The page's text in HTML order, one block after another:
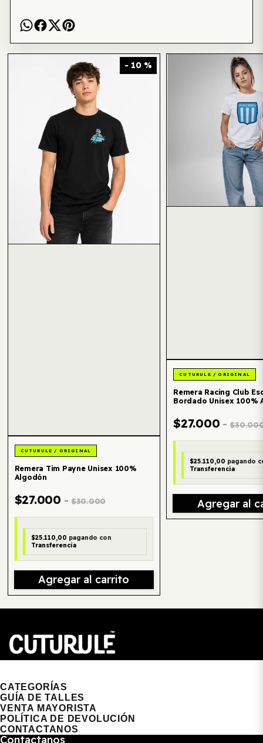
Te puede interesar también
- 10 %
Remera Tim Payne Unisex 100%
Algodón
$27.000 - $30.000
$25.110,00 pagando con
Transferencia
Agregar al carrito
Remera Racing Club
Bordado Unisex 100%
$27.000 -
$25.110,00 pagando
Transferencia
Agregar al
CATEGORÍAS
GUÍA DE TALLES
VENTA MAYORISTA
POLÍTICA DE DEVOLUCIÓN
CONTACTANOS
Contactanos